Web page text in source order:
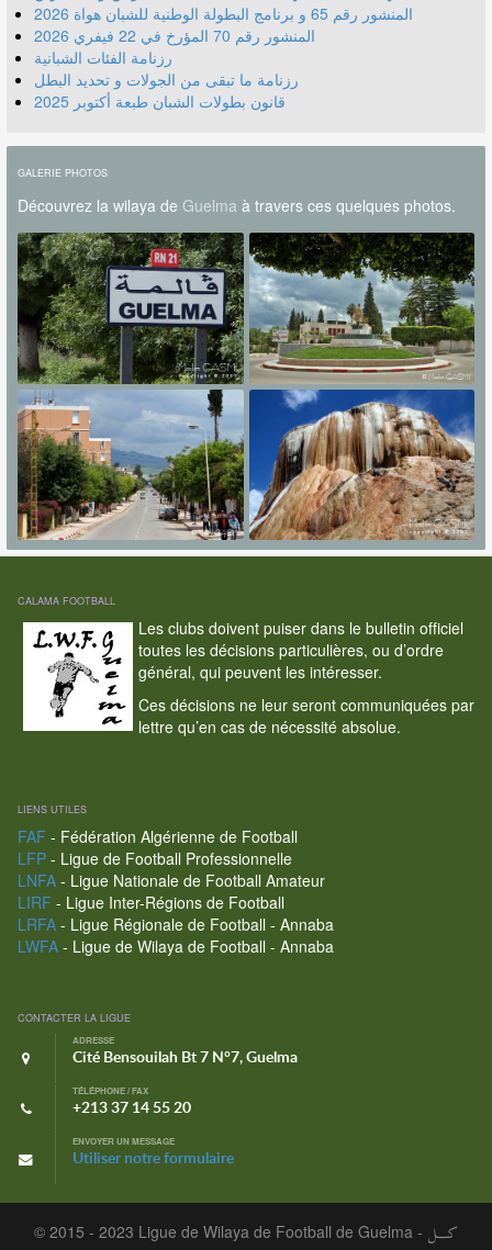
المنشور رقم 70 المؤرخ في 22 فيفري 2026
رزنامة الفئات الشبانية
رزنامة ما تبقى من الجولات و تحديد البطل
قانون بطولات الشبان طبعة أكتوبر 2025
GALERIE PHOTOS
Découvrez la wilaya de Guelmaà travers ces quelques photos.
CALAMA FOOTBALL
Les clubs doivent puiser dans le bulletin officiel
toutes les décisions particulières, ou d’ordre
général, qui peuvent les intéresser.
Ces décisions ne leur seront communiquées par
lettre qu’en cas de nécessité absolue.
LIENS UTILES
FAF - Fédération Algérienne de Football
LFP- Ligue de Football Professionnelle
LNFA- Ligue Nationale de Football Amateur
LIRF - Ligue Inter-Régions de Football
LRFA- Ligue Régionale de Football - Annaba
LWFA- Ligue de Wilaya de Football - Annaba
CONTACTER LA LIGUE
ADRESSE
Cité Bensouilah Bt 7 N°7, Guelma
TÉLÉPHONE / FAX
+213 37 14 55 20
ENVOYER UN MESSAGE
Utiliser notre formulaire
© 2015 - 2023 Ligue de Wilaya de Football de Guelma - كـــل